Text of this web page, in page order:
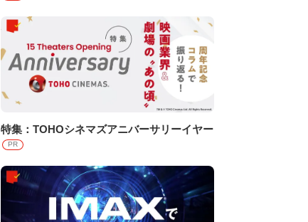
特集：TOHOシネマズアニバーサリーイヤー
PR